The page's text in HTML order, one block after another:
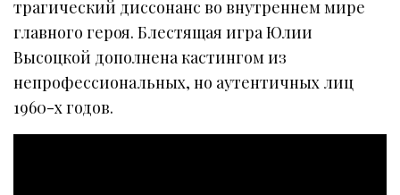
трагический диссонанс во внутреннем мире
главного героя. Блестящая игра Юлии
Высоцкой дополнена кастингом из
непрофессиональных, но аутентичных лиц
1960-х годов.